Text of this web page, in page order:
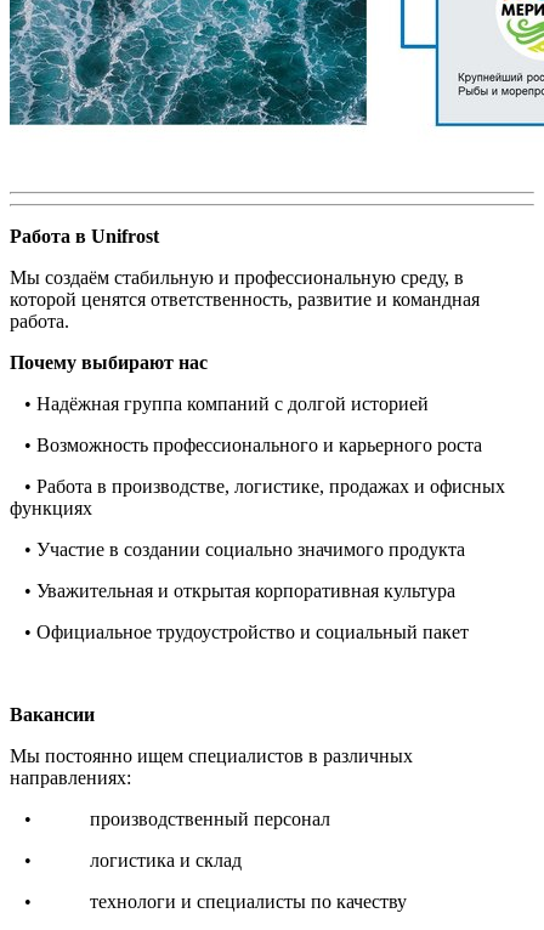
Работа в Unifrost
Мы создаём стабильную и профессиональную среду, в
которой ценятся ответственность, развитие и командная
работа.
Почему выбирают нас
• Надёжная группа компаний с долгой историей
• Возможность профессионального и карьерного роста
• Работа в производстве, логистике, продажах и офисных
функциях
• Участие в создании социально значимого продукта
• Уважительная и открытая корпоративная культура
• Официальное трудоустройство и социальный пакет
Вакансии
Мы постоянно ищем специалистов в различных
направлениях:
• производственный персонал
• логистика и склад
• технологи и специалисты по качеству